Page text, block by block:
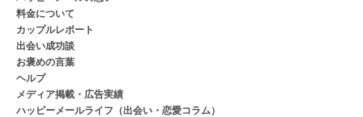
料金について
カップルレポート
出会い成功談
お褒めの言葉
ヘルプ
メディア掲載・広告実績
ハッピーメールライフ（出会い・恋愛コラム）